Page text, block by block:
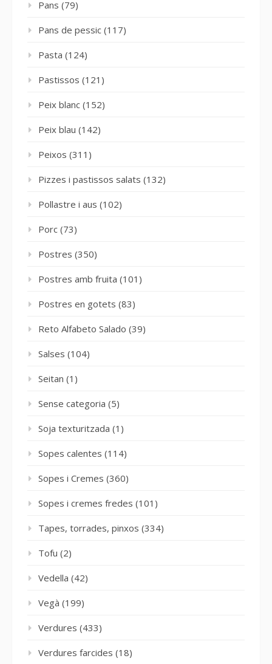
Pans (79)
Pans de pessic (117)
Pasta (124)
Pastissos (121)
Peix blanc (152)
Peix blau (142)
Peixos (311)
Pizzes i pastissos salats (132)
Pollastre i aus (102)
Porc (73)
Postres (350)
Postres amb fruita (101)
Postres en gotets (83)
Reto Alfabeto Salado (39)
Salses (104)
Seitan (1)
Sense categoria (5)
Soja texturitzada (1)
Sopes calentes (114)
Sopes i Cremes (360)
Sopes i cremes fredes (101)
Tapes, torrades, pinxos (334)
Tofu (2)
Vedella (42)
Vegà (199)
Verdures (433)
Verdures farcides (18)